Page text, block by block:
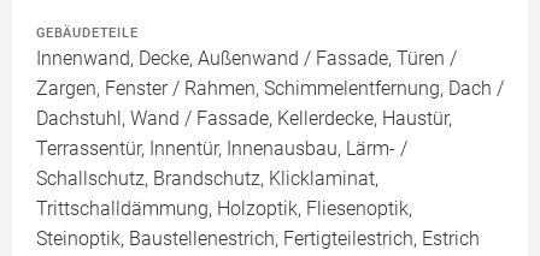
GEBÄUDETEILE
Innenwand, Decke, Außenwand / Fassade, Türen /
Zargen, Fenster / Rahmen, Schimmelentfernung, Dach /
Dachstuhl, Wand / Fassade, Kellerdecke, Haustür,
Terrassentür, Innentür, Innenausbau, Lärm- /
Schallschutz, Brandschutz, Klicklaminat,
Trittschalldämmung, Holzoptik, Fliesenoptik,
Steinoptik, Baustellenestrich, Fertigteilestrich, Estrich